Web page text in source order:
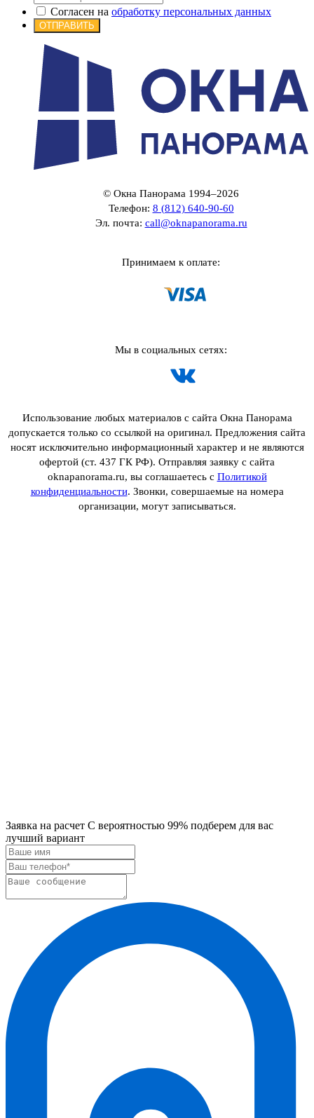
Согласен на обработку персональных данных
ОТПРАВИТЬ
© Окна Панорама 1994–2026
Телефон: 8 (812) 640-90-60
Эл. почта: call@oknapanorama.ru
Принимаем к оплате:
Мы в социальных сетях:
Использование любых материалов с сайта Окна Панорама
допускается только со ссылкой на оригинал. Предложения сайта
носят исключительно информационный характер и не являются
офертой (ст. 437 ГК РФ). Отправляя заявку с сайта
oknapanorama.ru, вы соглашаетесь с Политикой
конфиденциальности. Звонки, совершаемые на номера
организации, могут записываться.
Заявка на расчет С вероятностью 99% подберем для вас
лучший вариант